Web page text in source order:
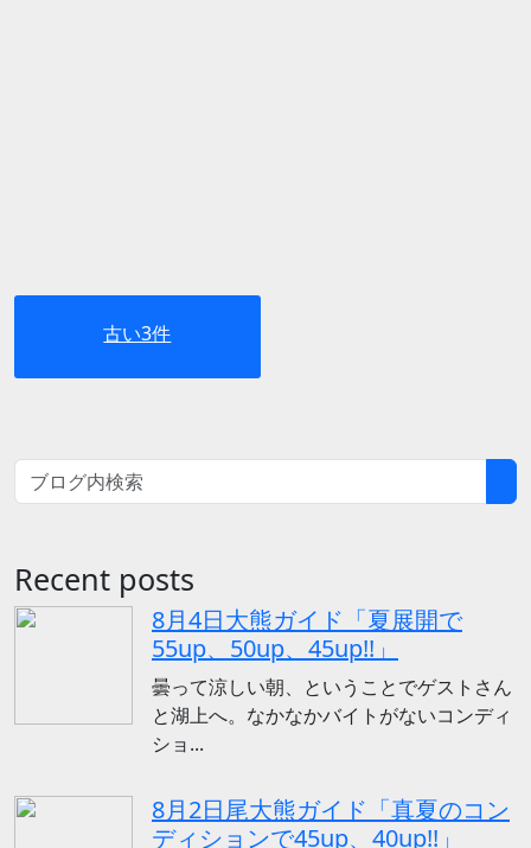
古い3件
Recent posts
8月4日大熊ガイド「夏展開で
55up、50up、45up!!」
曇って涼しい朝、ということでゲストさん
と湖上へ。なかなかバイトがないコンディ
ショ...
8月2日尾大熊ガイド「真夏のコン
ディションで45up、40up!!」